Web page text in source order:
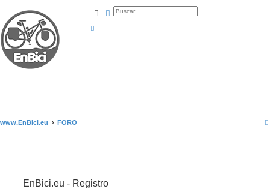
BuscarBúsqueda avanzada
www.EnBici.eu FORO
EnBici.eu - Registro